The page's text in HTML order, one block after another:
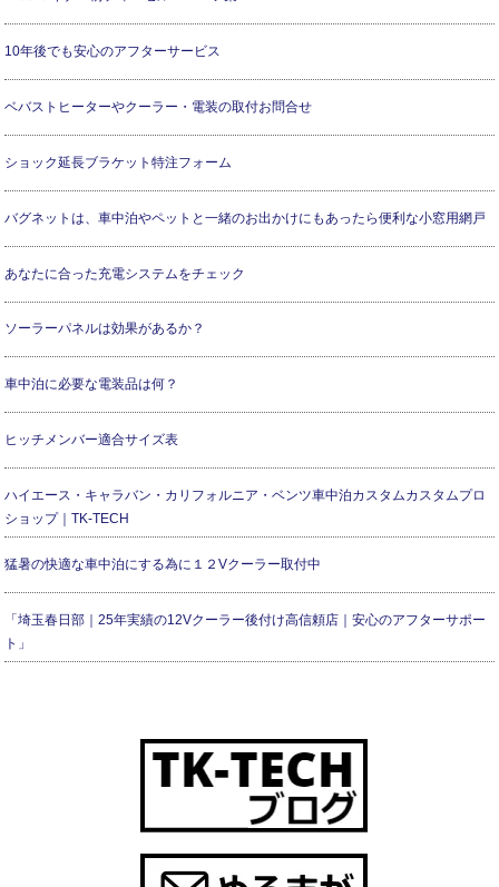
10年後でも安心のアフターサービス
ベバストヒーターやクーラー・電装の取付お問合せ
ショック延長ブラケット特注フォーム
バグネットは、車中泊やペットと一緒のお出かけにもあったら便利な小窓用網戸
あなたに合った充電システムをチェック
ソーラーパネルは効果があるか？
車中泊に必要な電装品は何？
ヒッチメンバー適合サイズ表
ハイエース・キャラバン・カリフォルニア・ベンツ車中泊カスタムカスタムプロ
ショップ｜TK-TECH
猛暑の快適な車中泊にする為に１２Vクーラー取付中
「埼玉春日部｜25年実績の12Vクーラー後付け高信頼店｜安心のアフターサポー
ト」